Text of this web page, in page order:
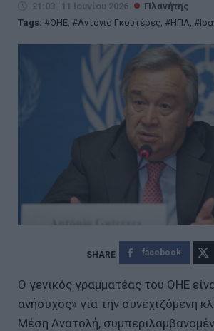
21:03 | 11 Ιουνίου 2026
Πλανήτης
Tags:
ΟΗΕ, Αντόνιο Γκουτέρες, ΗΠΑ,
facebook
Ο γενικός γραμματέας του ΟΗΕ
ανήσυχος» για την συνεχιζόμενη
Μέση Ανατολή,